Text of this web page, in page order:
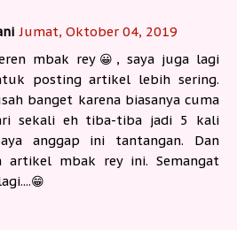
Jumat, Oktober 04, 2019
mbak rey😀, saya juga lagi
posting artikel lebih sering.
banget karena biasanya cuma
sekali eh tiba-tiba jadi 5 kali
anggap ini tantangan. Dan
artikel mbak rey ini. Semangat